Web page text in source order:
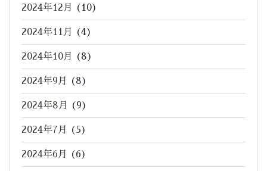
2024年12月 (10)
2024年11月 (4)
2024年10月 (8)
2024年9月 (8)
2024年8月 (9)
2024年7月 (5)
2024年6月 (6)